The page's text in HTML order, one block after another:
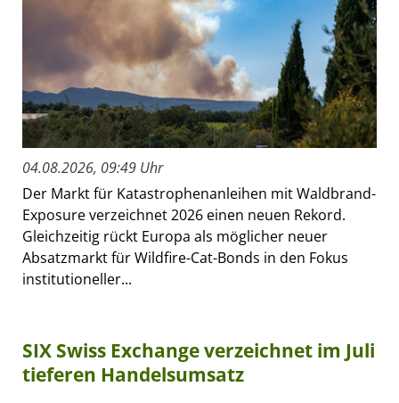
04.08.2026, 09:49 Uhr
Der Markt für Katastrophenanleihen mit Waldbrand-
Exposure verzeichnet 2026 einen neuen Rekord.
Gleichzeitig rückt Europa als möglicher neuer
Absatzmarkt für Wildfire-Cat-Bonds in den Fokus
institutioneller...
SIX Swiss Exchange verzeichnet im Juli
tieferen Handelsumsatz